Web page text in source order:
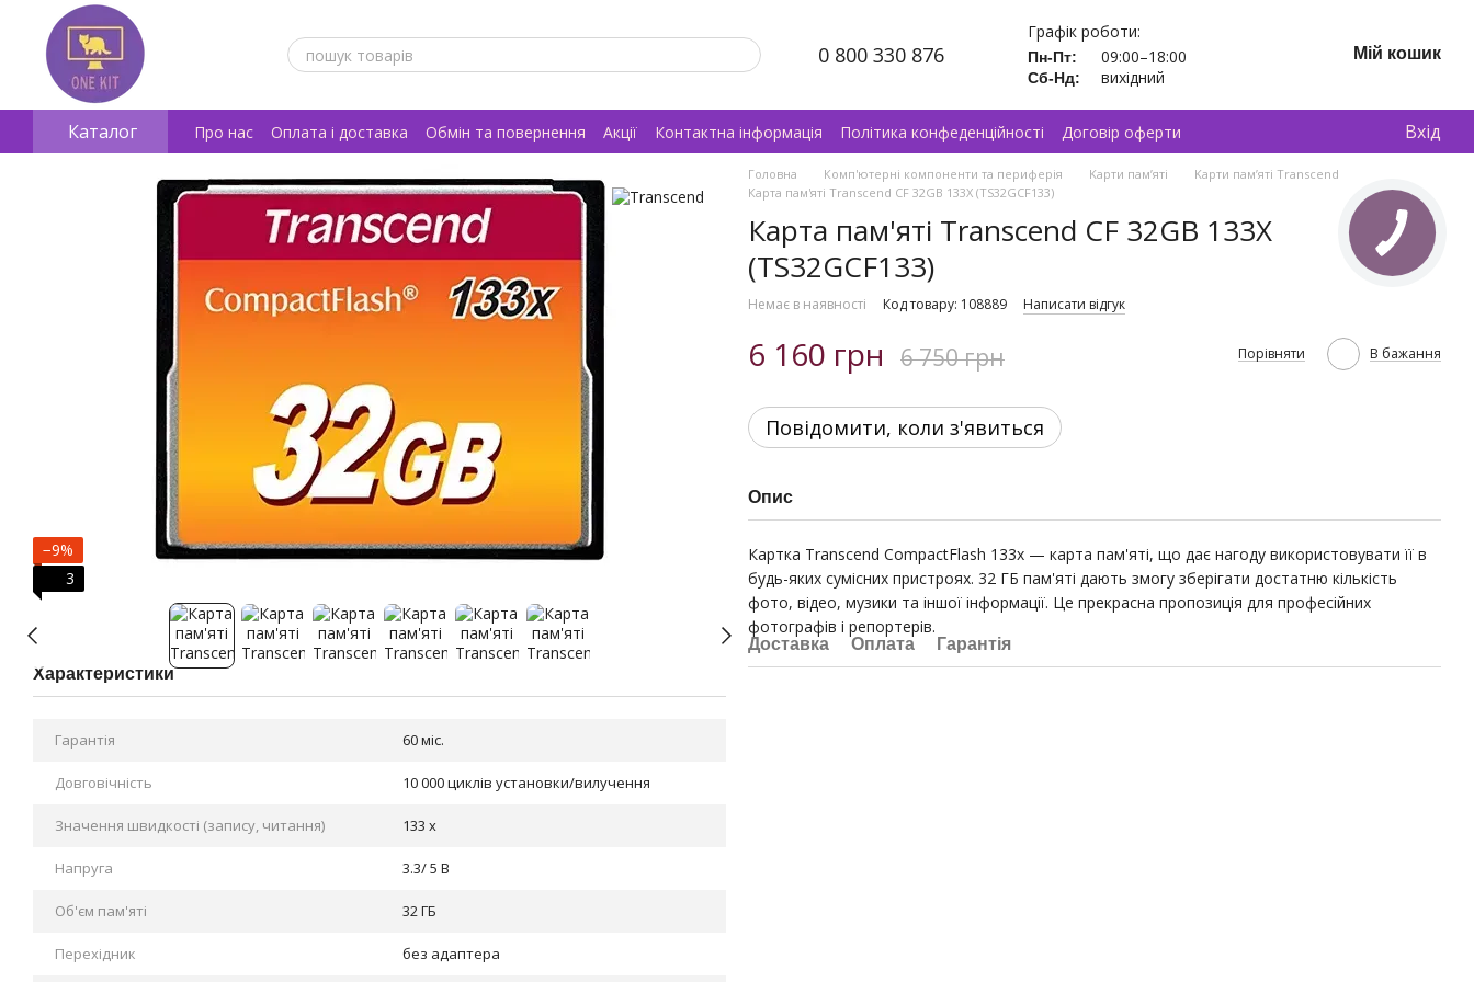
Перейти к основному контенту
0 800 330 876
Графік роботи:
Пн-Пт: 09:00–18:00
Сб-Нд: вихідний
Мій кошик
Каталог Про нас Оплата і доставка Обмін та повернення Акції Контактна інформація Політика конфеденційності
Договір оферти
Відгуки про магазин
Вхід
−9%
3
Характеристики
Гарантія 60 міс.
Довговічність 10 000 циклів установки/вилучення
Значення швидкості (запису, читання) 133 x
Напруга 3.3/ 5 В
Об'єм пам'яті 32 ГБ
Перехідник без адаптера
Головна Комп'ютерні компоненти та периферія Kарти пам’яті
Kарти пам’яті Transcend
Карта пам'яті Transcend CF 32GB 133X (TS32GCF133)
Карта пам'яті Transcend CF 32GB 133X
(TS32GCF133)
Немає в наявності Код товару: 108889 Написати відгук
6 160 грн 6 750 грн Порівняти В бажання
Повідомити, коли з'явиться
Опис
Картка Transcend CompactFlash 133x — карта пам'яті, що дає нагоду використовувати її в
будь-яких сумісних пристроях. 32 ГБ пам'яті дають змогу зберігати достатню кількість
фото, відео, музики та іншої інформації. Це прекрасна пропозиція для професійних
фотографів і репортерів.
Доставка Оплата Гарантія